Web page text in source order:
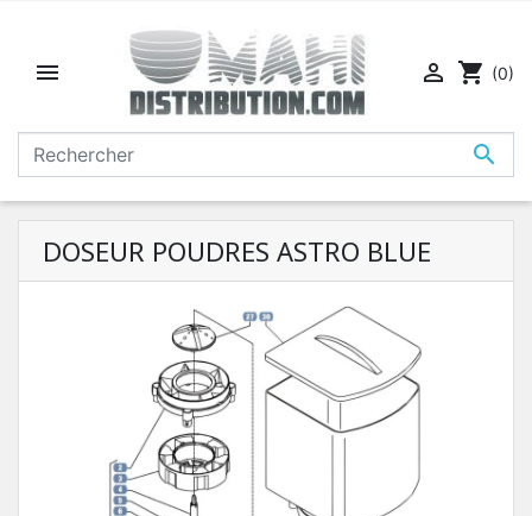


 shopping_cart (0)
DOSEUR POUDRES ASTRO BLUE